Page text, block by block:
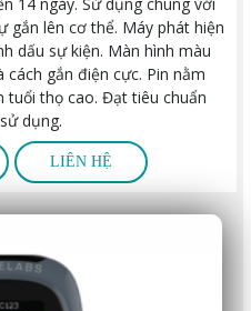
gắn lên cơ thể. Máy phát hiện
dấu sự kiện. Màn hình màu
gắn điện cực. Pin nằm
tuổi thọ cao. Đạt tiêu chuẩn
dụng.
LIÊN HỆ